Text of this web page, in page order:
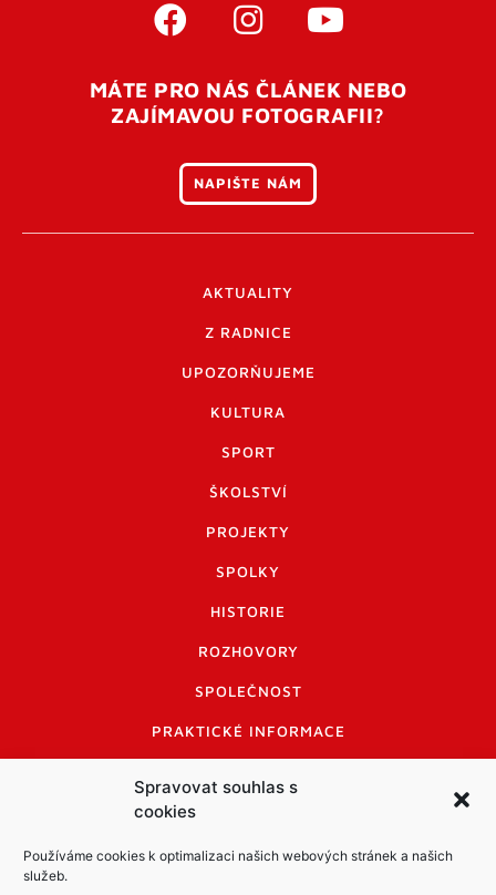
Spravovat souhlas s
cookies
Používáme cookies k optimalizaci našich webových stránek a našich
služeb.
MÁTE PRO NÁS ČLÁNEK NEBO
ZAJÍMAVOU FOTOGRAFII?
NAPIŠTE NÁM
AKTUALITY
Z RADNICE
UPOZORŇUJEME
KULTURA
SPORT
ŠKOLSTVÍ
PROJEKTY
SPOLKY
HISTORIE
ROZHOVORY
SPOLEČNOST
PRAKTICKÉ INFORMACE
INFORMACE A KODEX DISKUTUJÍCÍCH
LOGO A LOGO MANUÁL